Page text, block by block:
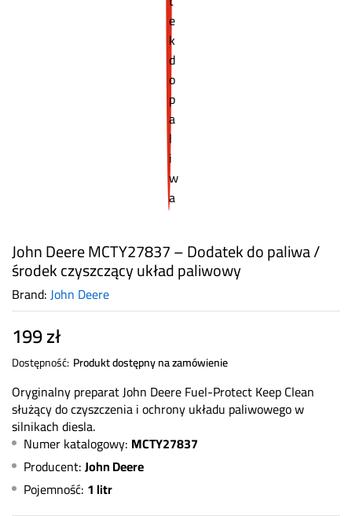
John Deere MCTY27837 – Dodatek do paliwa /
środek czyszczący układ paliwowy
Brand:John Deere
199zł
Dostępność: Produkt dostępny na zamówienie
Oryginalny preparat John Deere Fuel-Protect Keep Clean
służący do czyszczenia i ochrony układu paliwowego w
silnikach diesla.
Numer katalogowy: MCTY27837
Producent:John Deere
Pojemność: 1 litr